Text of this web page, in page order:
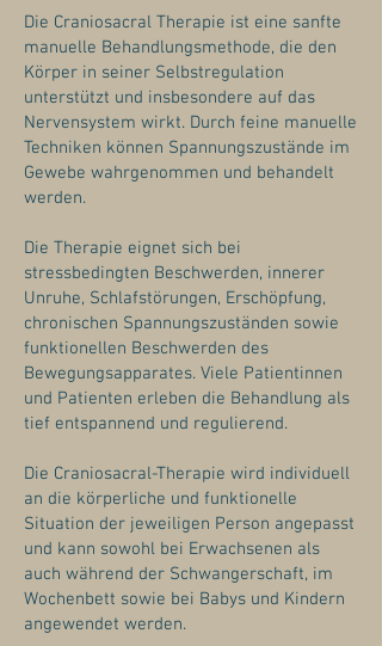
Die Craniosacral Therapie ist eine sanfte
manuelle Behandlungsmethode, die den
Körper in seiner Selbstregulation
unterstützt und insbesondere auf das
Nervensystem wirkt. Durch feine manuelle
Techniken können Spannungszustände im
Gewebe wahrgenommen und behandelt
werden.
Die Therapie eignet sich bei
stressbedingten Beschwerden, innerer
Unruhe, Schlafstörungen, Erschöpfung,
chronischen Spannungszuständen sowie
funktionellen Beschwerden des
Bewegungsapparates. Viele Patientinnen
und Patienten erleben die Behandlung als
tief entspannend und regulierend.
Die Craniosacral-Therapie wird individuell
an die körperliche und funktionelle
Situation der jeweiligen Person angepasst
und kann sowohl bei Erwachsenen als
auch während der Schwangerschaft, im
Wochenbett sowie bei Babys und Kindern
angewendet werden.